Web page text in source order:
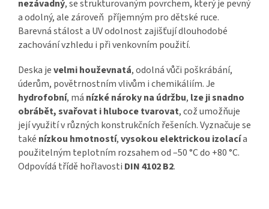
nezávadný, se strukturovaným povrchem, který je pevný
a odolný, ale zároveň příjemným pro dětské ruce.
Barevná stálost a UV odolnost zajišťují dlouhodobé
zachování vzhledu i při venkovním použití.
Deska jevelmi houževnatá, odolná vůči poškrábání,
úderům, povětrnostním vlivům i chemikáliím. Je
hydrofobní, má nízké nároky na údržbu, lze ji snadno
obrábět, svařovat i hluboce tvarovat, což umožňuje
její využití v různých konstrukčních řešeních. Vyznačuje se
také nízkou hmotností,vysokou elektrickou izolacía
použitelným teplotním rozsahem od –50 °C do +80 °C.
Odpovídá třídě hořlavosti DIN 4102 B2.